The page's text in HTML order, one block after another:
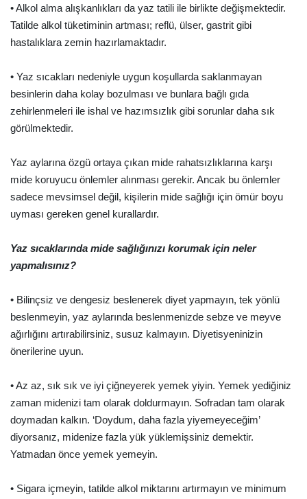
• Alkol alma alışkanlıkları da yaz tatili ile birlikte değişmektedir.
Tatilde alkol tüketiminin artması; reflü, ülser, gastrit gibi
hastalıklara zemin hazırlamaktadır.
• Yaz sıcakları nedeniyle uygun koşullarda saklanmayan
besinlerin daha kolay bozulması ve bunlara bağlı gıda
zehirlenmeleri ile ishal ve hazımsızlık gibi sorunlar daha sık
görülmektedir.
Yaz aylarına özgü ortaya çıkan mide rahatsızlıklarına karşı
mide koruyucu önlemler alınması gerekir. Ancak bu önlemler
sadece mevsimsel değil, kişilerin mide sağlığı için ömür boyu
uyması gereken genel kurallardır.
Yaz sıcaklarında mide sağlığınızı korumak için neler
yapmalısınız?
• Bilinçsiz ve dengesiz beslenerek diyet yapmayın, tek yönlü
beslenmeyin, yaz aylarında beslenmenizde sebze ve meyve
ağırlığını artırabilirsiniz, susuz kalmayın. Diyetisyeninizin
önerilerine uyun.
• Az az, sık sık ve iyi çiğneyerek yemek yiyin. Yemek yediğiniz
zaman midenizi tam olarak doldurmayın. Sofradan tam olarak
doymadan kalkın. ‘Doydum, daha fazla yiyemeyeceğim’
diyorsanız, midenize fazla yük yüklemişsiniz demektir.
Yatmadan önce yemek yemeyin.
• Sigara içmeyin, tatilde alkol miktarını artırmayın ve minimum